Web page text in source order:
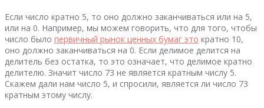
Если число кратно 5, то оно должно заканчиваться или на 5,
или на 0. Например, мы можем говорить, что для того, чтобы
число было первичный рынок ценных бумаг это кратно 10,
оно должно заканчиваться на 0. Если делимое делится на
делитель без остатка, то это означает, что делимое кратно
делителю. Значит число 73 не является кратным числу 5.
Скажем дали нам число 5, и спросили, является ли число 73
кратным этому числу.